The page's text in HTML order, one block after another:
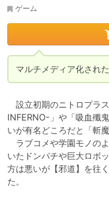
ゲーム
マルチメディア化され
設立初期のニトロプラ
INFERNO-」や「吸血殲
いが有名どころだと「斬
ラブコメや学園モノの
いたドンパチや巨大ロボ
方は悪いが【邪道】を往
た。